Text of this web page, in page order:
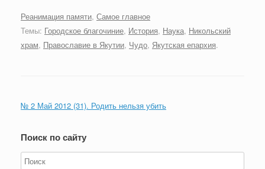
Реанимация памяти, Самое главное
Темы: Городское благочиние, История, Наука, Никольский
храм, Православие в Якутии, Чудо, Якутская епархия.
№ 2 Май 2012 (31). Родить нельзя убить
Поиск по сайту